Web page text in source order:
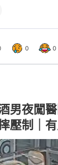
0 0
男夜闖
壓制｜